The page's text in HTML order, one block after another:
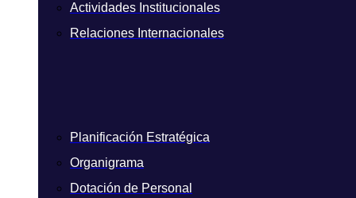
Actividades Institucionales
Relaciones Internacionales
Planificación Estratégica
Organigrama
Dotación de Personal